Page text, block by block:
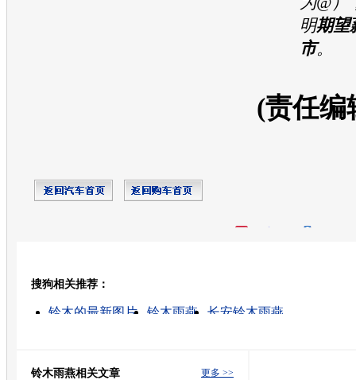
明期望
市。
(责任编
搜狗相关推荐：
铃木的最新图片 铃木雨燕
长安铃木雨燕
更多 >>
铃木雨燕相关文章